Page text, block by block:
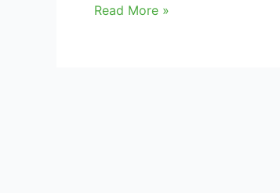
Uma
Read More »